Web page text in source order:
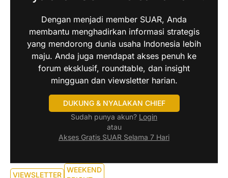
Dengan menjadi member SUAR, Anda
membantu menghadirkan informasi strategis
yang mendorong dunia usaha Indonesia lebih
maju. Anda juga mendapat akses penuh ke
forum eksklusif, roundtable, dan insight
mingguan dan viewsletter harian.
DUKUNG & NYALAKAN CHIEF
Sudah punya akun? Login
atau
Akses Gratis SUAR Selama 7 Hari
VIEWSLETTER
WEEKEND